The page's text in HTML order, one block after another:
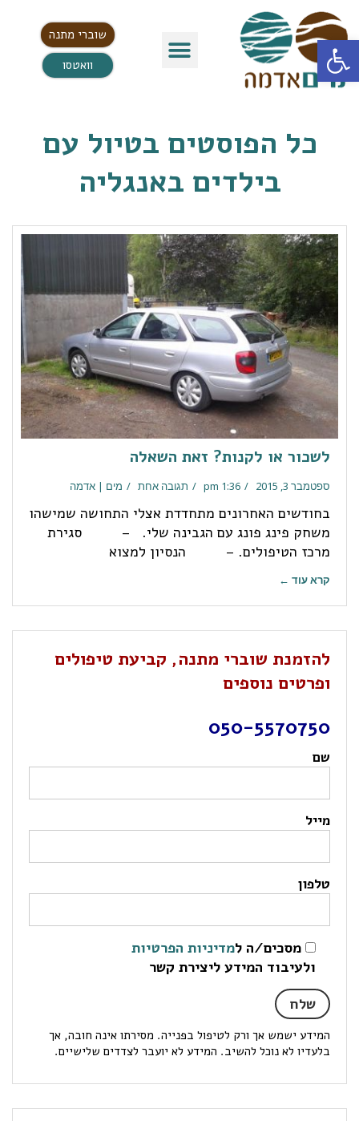
פתח סרגל נגישות
שוברי מתנה
וואטסו
כל הפוסטים בטיול עם
בילדים באנגליה
לשכור או לקנות? זאת השאלה
ספטמבר 3, 2015 1:36 pm תגובה אחת מים | אדמה
בחודשים האחרונים מתחדדת אצלי התחושה שמישהו
משחק פינג פונג עם הגבינה שלי. – סגירת
מרכז הטיפולים. – הנסיון למצוא
קרא עוד ←
להזמנת שוברי מתנה, קביעת טיפולים
ופרטים נוספים
050-5570750
שם
מייל
טלפון
מסכים/ה למדיניות הפרטיות
ולעיבוד המידע ליצירת קשר
המידע ישמש אך ורק לטיפול בפנייה. מסירתו אינה חובה, אך
בלעדיו לא נוכל להשיב. המידע לא יועבר לצדדים שלישיים.